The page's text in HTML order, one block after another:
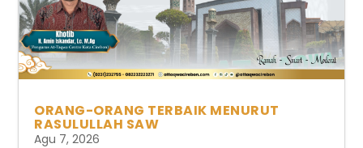
ORANG-ORANG TERBAIK MENURUT
RASULULLAH SAW
Agu 7, 2026